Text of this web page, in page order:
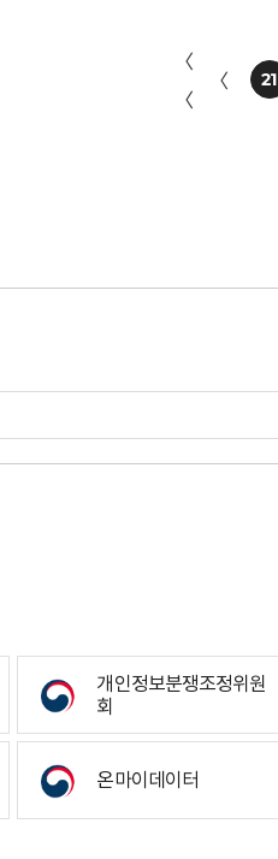
〈
〈
〈 21
개인정보분쟁조정위원
회
온마이데이터